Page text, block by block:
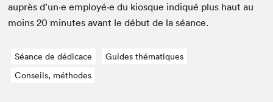
auprès d’un·e employé·e du kiosque indiqué plus haut au
moins20 min­utes avant le début de la séance.
Séance de dédicace
Guides thématiques
Conseils, méthodes